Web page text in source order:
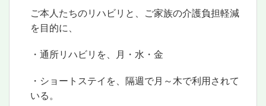
ご本人たちのリハビリと、ご家族の介護負担軽減
を目的に、
・通所リハビリを、月・水・金
・ショートステイを、隔週で月～木で利用されて
いる。